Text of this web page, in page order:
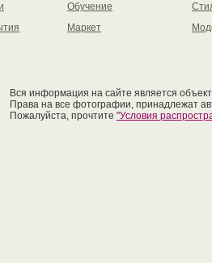
Обучение
Маркет
Вся информация на сайте является
Права на все фотографии, принадлежат
Пожалуйста, прочтите "Условия